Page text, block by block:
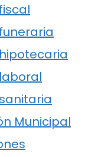
Municipal